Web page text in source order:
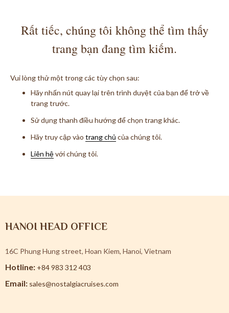
Rất tiếc, chúng tôi không thể tìm thấy
trang bạn đang tìm kiếm.
Vui lòng thử một trong các tùy chọn sau:
Hãy nhấn nút quay lại trên trình duyệt của bạn để trở về
trang trước.
Sử dụng thanh điều hướng để chọn trang khác.
Hãy truy cập vào trang chủ của chúng tôi.
Liên hệvới chúng tôi.
HANOI HEAD OFFICE
16C Phung Hung street, Hoan Kiem, Hanoi, Vietnam
Hotline: +84 983 312 403
Email: sales@nostalgiacruises.com